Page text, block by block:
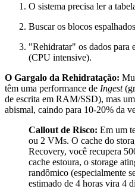
O sistema precisa ler a
Buscar os blocos
"Rehidratar" os dados para
(CPU intensive).
O Gargalo da Rehidratação:
têm uma performance de Ingest
de escrita em RAM/SSD), mas
abismal, caindo para 10-20% da
Callout de Risco: Em um
ou 2 VMs. O cache do
Recovery, você recupera
cache estoura, o storage
randômico (especialmente
estimado de 4 horas vira 4